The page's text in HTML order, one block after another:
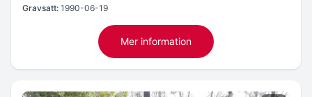
Gravsatt: 1990-06-19
Mer information